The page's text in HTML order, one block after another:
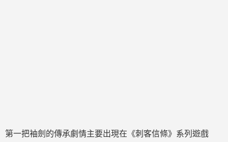
第一把袖劍的傳承劇情主要出現在《刺客信條》系列遊戲